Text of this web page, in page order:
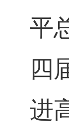
平
四
进